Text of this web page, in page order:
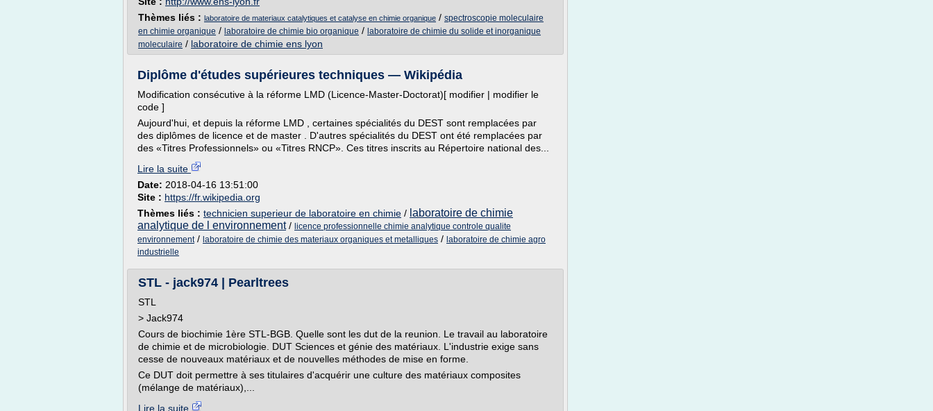
Thèmes liés : laboratoire de materiaux catalytiques et catalyse en chimie organique / spectroscopie moleculaire
en chimie organique / laboratoire de chimie bio organique / laboratoire de chimie du solide et inorganique
moleculaire / laboratoire de chimie ens lyon
Diplôme d'études supérieures techniques — Wikipédia
Modification consécutive à la réforme LMD (Licence-Master-Doctorat)[ modifier | modifier le
code ]
Aujourd'hui, et depuis la réforme LMD , certaines spécialités du DEST sont remplacées par
des diplômes de licence et de master . D'autres spécialités du DEST ont été remplacées par
des «Titres Professionnels» ou «Titres RNCP». Ces titres inscrits au Répertoire national des...
Lire la suite
Date: 2018-04-16 13:51:00
Site : https://fr.wikipedia.org
Thèmes liés : technicien superieur de laboratoire en chimie / laboratoire de chimie
analytique de l environnement/ licence professionnelle chimie analytique controle qualite
environnement/ laboratoire de chimie des materiaux organiques et metalliques / laboratoire de chimie agro
industrielle
STL - jack974 | Pearltrees
STL
> Jack974
Cours de biochimie 1ère STL-BGB. Quelle sont les dut de la reunion. Le travail au laboratoire
de chimie et de microbiologie. DUT Sciences et génie des matériaux. L'industrie exige sans
cesse de nouveaux matériaux et de nouvelles méthodes de mise en forme.
Ce DUT doit permettre à ses titulaires d'acquérir une culture des matériaux composites
(mélange de matériaux),...
Lire la suite